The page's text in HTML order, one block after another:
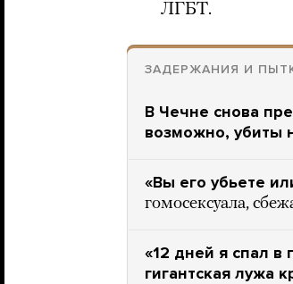
ЛГБТ.
ЗАДЕРЖАНИЯ И
В Чечне снова
возможно, убиты
«Вы его убьете
гомосексуала,
«12 дней я спал в
гигантская лужа